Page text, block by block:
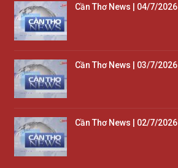
Cần Thơ News | 04/7/2026
Cần Thơ News | 03/7/2026
Cần Thơ News | 02/7/2026